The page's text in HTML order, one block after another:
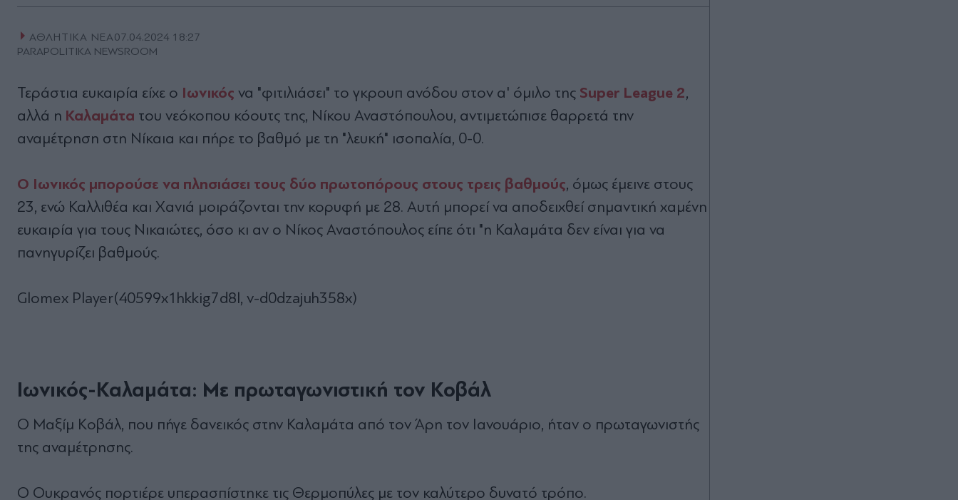
ΑΘΛΗΤΙΚΑ ΝΕΑ07.04.2024 18:27
PARAPOLITIKA NEWSROOM
Τεράστια ευκαιρία είχε ο Ιωνικός να "φιτιλιάσει" το γκρουπ ανόδου στον α' όμιλο της Super League 2,
αλλά η Καλαμάτα του νεόκοπου κόουτς της, Νίκου Αναστόπουλου, αντιμετώπισε θαρρετά την
αναμέτρηση στη Νίκαια και πήρε το βαθμό με τη "λευκή" ισοπαλία, 0-0.
Ο Ιωνικός μπορούσε να πλησιάσει τους δύο πρωτοπόρους στους τρεις βαθμούς, όμως έμεινε στους
23, ενώ Καλλιθέα και Χανιά μοιράζονται την κορυφή με 28. Αυτή μπορεί να αποδειχθεί σημαντική χαμένη
ευκαιρία για τους Νικαιώτες, όσο κι αν ο Νίκος Αναστόπουλος είπε ότι "η Καλαμάτα δεν είναι για να
πανηγυρίζει βαθμούς.
Glomex Player(40599x1hkkig7d8l, v-d0dzajuh358x)
Ιωνικός-Καλαμάτα: Με πρωταγωνιστική τον Κοβάλ
Ο Μαξίμ Κοβάλ, που πήγε δανεικός στην Καλαμάτα από τον Άρη τον Ιανουάριο, ήταν ο πρωταγωνιστής
της αναμέτρησης.
Ο Ουκρανός πορτιέρε υπερασπίστηκε τις Θερμοπύλες με τον καλύτερο δυνατό τρόπο.